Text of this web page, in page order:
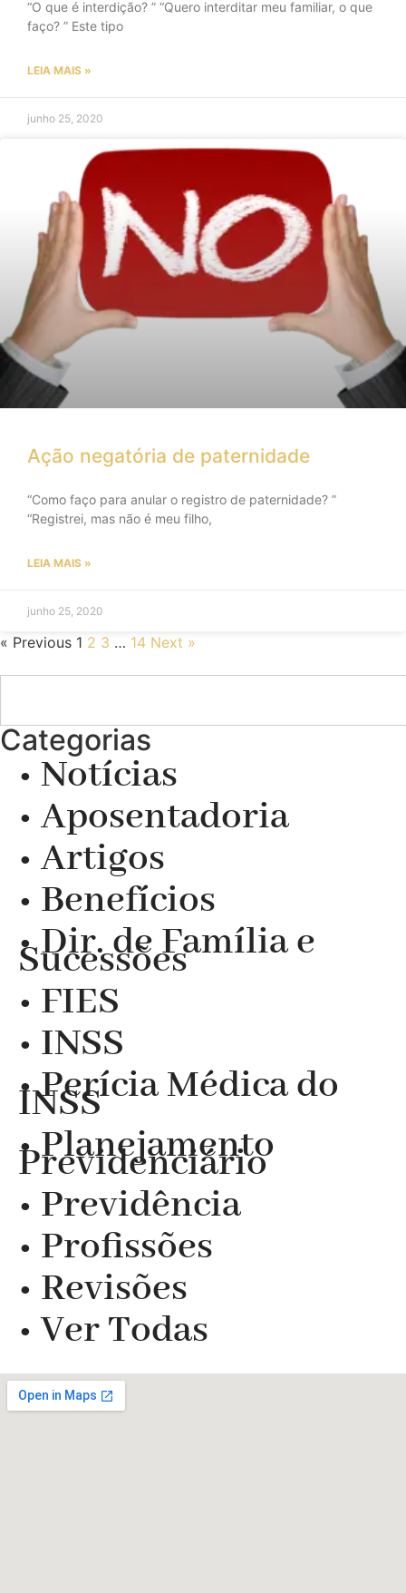
“O que é interdição? ” “Quero interditar meu familiar, o que
faço? ” Este tipo
LEIA MAIS »
junho 25, 2020
Ação negatória de paternidade
“Como faço para anular o registro de paternidade? ”
“Registrei, mas não é meu filho,
LEIA MAIS »
junho 25, 2020
« Previous 1 2 3 … 14 Next »
Categorias
• Notícias
• Aposentadoria
• Artigos
• Benefícios
• Dir. de Família e
Sucessões
• FIES
• INSS
• Perícia Médica do
INSS
• Planejamento
Previdenciário
• Previdência
• Profissões
• Revisões
• Ver Todas